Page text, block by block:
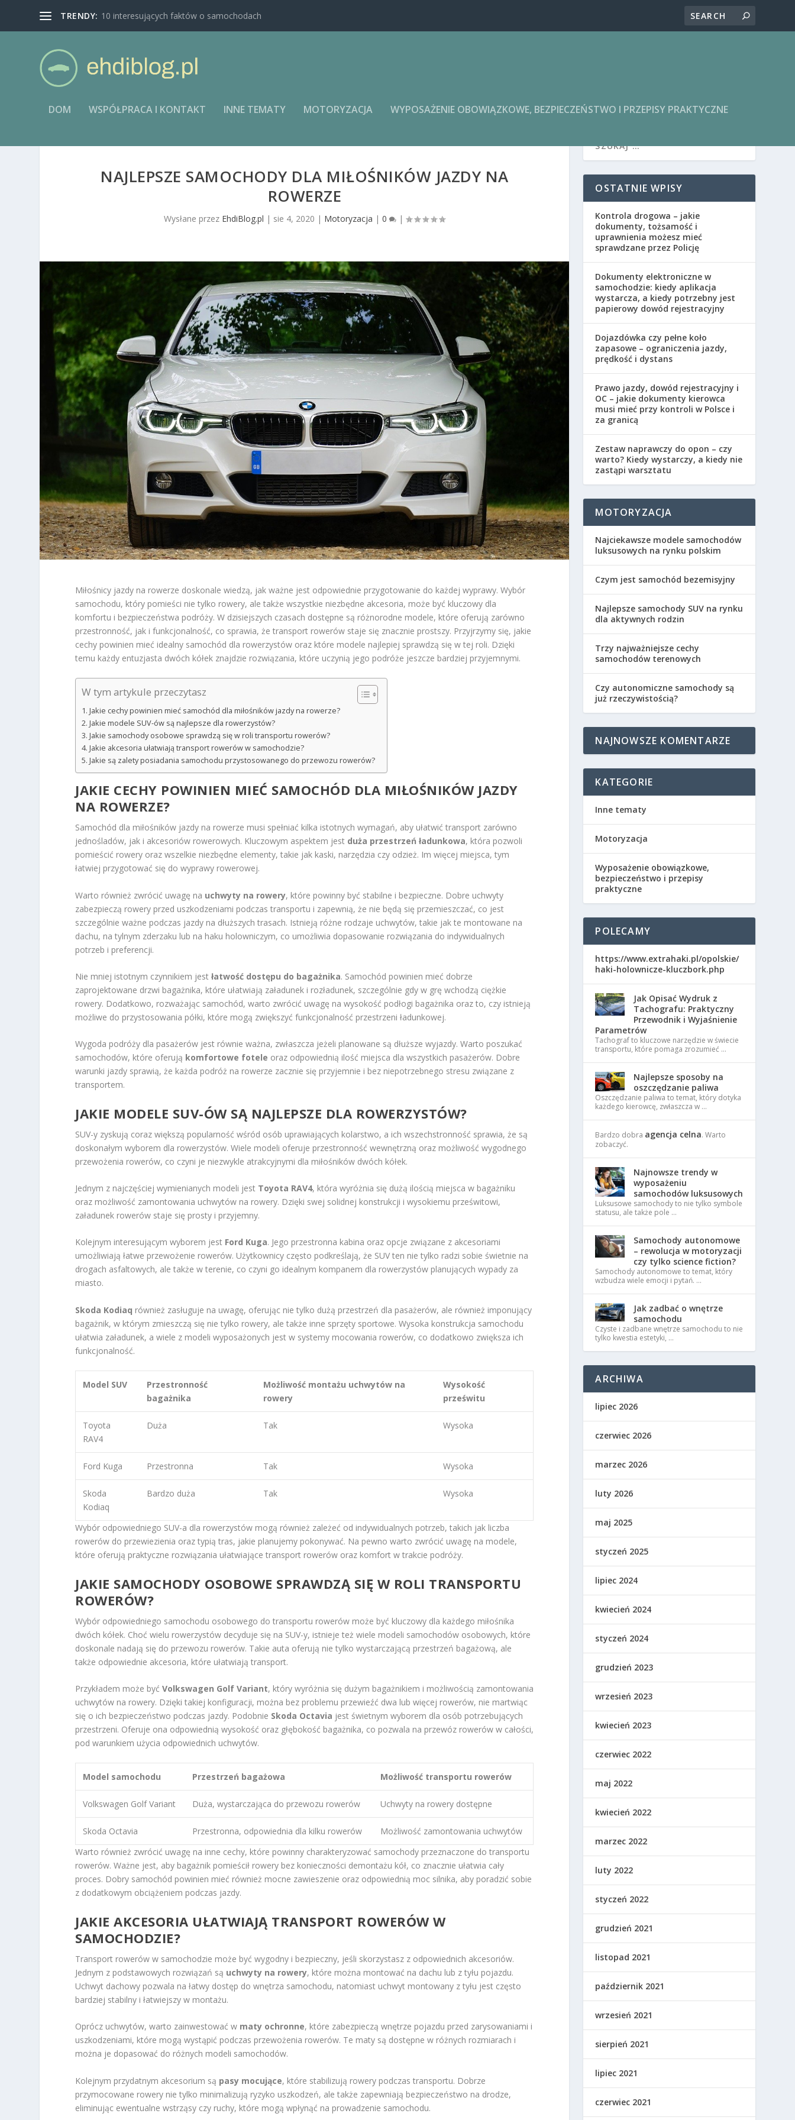
TRENDY: 10 interesujących faktów o samochodach
DOM WSPÓŁPRACA I KONTAKT INNE TEMATY MOTORYZACJA WYPOSAŻENIE OBOWIĄZKOWE, BEZPIECZEŃSTWO I PRZEPISY PRAKTYCZNE
NAJLEPSZE SAMOCHODY DLA MIŁOŚNIKÓW JAZDY NA
ROWERZE
Wysłane przez EhdiBlog.pl | sie 4, 2020 | Motoryzacja |0 |
Miłośnicy jazdy na rowerze doskonale wiedzą, jak ważne jest odpowiednie przygotowanie do każdej wyprawy. Wybór
samochodu, który pomieści nie tylko rowery, ale także wszystkie niezbędne akcesoria, może być kluczowy dla
komfortu i bezpieczeństwa podróży. W dzisiejszych czasach dostępne są różnorodne modele, które oferują zarówno
przestronność, jak i funkcjonalność, co sprawia, że transport rowerów staje się znacznie prostszy. Przyjrzymy się, jakie
cechy powinien mieć idealny samochód dla rowerzystów oraz które modele najlepiej sprawdzą się w tej roli. Dzięki
temu każdy entuzjasta dwóch kółek znajdzie rozwiązania, które uczynią jego podróże jeszcze bardziej przyjemnymi.
W tym artykule przeczytasz
Jakie cechy powinien mieć samochód dla miłośników jazdy na rowerze?
Jakie modele SUV-ów są najlepsze dla rowerzystów?
Jakie samochody osobowe sprawdzą się w roli transportu rowerów?
Jakie akcesoria ułatwiają transport rowerów w samochodzie?
Jakie są zalety posiadania samochodu przystosowanego do przewozu rowerów?
JAKIE CECHY POWINIEN MIEĆ SAMOCHÓD DLA MIŁOŚNIKÓW JAZDY
NA ROWERZE?
Samochód dla miłośników jazdy na rowerze musi spełniać kilka istotnych wymagań, aby ułatwić transport zarówno
jednośladów, jak i akcesoriów rowerowych. Kluczowym aspektem jest duża przestrzeń ładunkowa, która pozwoli
pomieścić rowery oraz wszelkie niezbędne elementy, takie jak kaski, narzędzia czy odzież. Im więcej miejsca, tym
łatwiej przygotować się do wyprawy rowerowej.
Warto również zwrócić uwagę na uchwyty na rowery, które powinny być stabilne i bezpieczne. Dobre uchwyty
zabezpieczą rowery przed uszkodzeniami podczas transportu i zapewnią, że nie będą się przemieszczać, co jest
szczególnie ważne podczas jazdy na dłuższych trasach. Istnieją różne rodzaje uchwytów, takie jak te montowane na
dachu, na tylnym zderzaku lub na haku holowniczym, co umożliwia dopasowanie rozwiązania do indywidualnych
potrzeb i preferencji.
Nie mniej istotnym czynnikiem jestłatwość dostępu do bagażnika. Samochód powinien mieć dobrze
zaprojektowane drzwi bagażnika, które ułatwiają załadunek i rozładunek, szczególnie gdy w grę wchodzą ciężkie
rowery. Dodatkowo, rozważając samochód, warto zwrócić uwagę na wysokość podłogi bagażnika oraz to, czy istnieją
możliwe do przystosowania półki, które mogą zwiększyć funkcjonalność przestrzeni ładunkowej.
Wygoda podróży dla pasażerów jest równie ważna, zwłaszcza jeżeli planowane są dłuższe wyjazdy. Warto poszukać
samochodów, które oferują komfortowe fotele oraz odpowiednią ilość miejsca dla wszystkich pasażerów. Dobre
warunki jazdy sprawią, że każda podróż na rowerze zacznie się przyjemnie i bez niepotrzebnego stresu związane z
transportem.
JAKIE MODELE SUV-ÓW SĄ NAJLEPSZE DLA ROWERZYSTÓW?
SUV-y zyskują coraz większą popularność wśród osób uprawiających kolarstwo, a ich wszechstronność sprawia, że są
doskonałym wyborem dla rowerzystów. Wiele modeli oferuje przestronność wewnętrzną oraz możliwość wygodnego
przewożenia rowerów, co czyni je niezwykle atrakcyjnymi dla miłośników dwóch kółek.
Jednym z najczęściej wymienianych modeli jest Toyota RAV4, która wyróżnia się dużą ilością miejsca w bagażniku
oraz możliwość zamontowania uchwytów na rowery. Dzięki swej solidnej konstrukcji i wysokiemu prześwitowi,
załadunek rowerów staje się prosty i przyjemny.
Kolejnym interesującym wyborem jest Ford Kuga. Jego przestronna kabina oraz opcje związane z akcesoriami
umożliwiają łatwe przewożenie rowerów. Użytkownicy często podkreślają, że SUV ten nie tylko radzi sobie świetnie na
drogach asfaltowych, ale także w terenie, co czyni go idealnym kompanem dla rowerzystów planujących wypady za
miasto.
Skoda Kodiaq również zasługuje na uwagę, oferując nie tylko dużą przestrzeń dla pasażerów, ale również imponujący
bagażnik, w którym zmieszczą się nie tylko rowery, ale także inne sprzęty sportowe. Wysoka konstrukcja samochodu
ułatwia załadunek, a wiele z modeli wyposażonych jest w systemy mocowania rowerów, co dodatkowo zwiększa ich
funkcjonalność.
Model SUV
Przestronność
bagażnika
Możliwość montażu uchwytów na
rowery
Wysokość
prześwitu
Toyota
RAV4
Duża Tak Wysoka
Ford Kuga Przestronna Tak Wysoka
Skoda
Kodiaq
Bardzo duża Tak Wysoka
Wybór odpowiedniego SUV-a dla rowerzystów mogą również zależeć od indywidualnych potrzeb, takich jak liczba
rowerów do przewiezienia oraz typią tras, jakie planujemy pokonywać. Na pewno warto zwrócić uwagę na modele,
które oferują praktyczne rozwiązania ułatwiające transport rowerów oraz komfort w trakcie podróży.
JAKIE SAMOCHODY OSOBOWE SPRAWDZĄ SIĘ W ROLI TRANSPORTU
ROWERÓW?
Wybór odpowiedniego samochodu osobowego do transportu rowerów może być kluczowy dla każdego miłośnika
dwóch kółek. Choć wielu rowerzystów decyduje się na SUV-y, istnieje też wiele modeli samochodów osobowych, które
doskonale nadają się do przewozu rowerów. Takie auta oferują nie tylko wystarczającą przestrzeń bagażową, ale
także odpowiednie akcesoria, które ułatwiają transport.
Przykładem może byćVolkswagen Golf Variant, który wyróżnia się dużym bagażnikiem i możliwością zamontowania
uchwytów na rowery. Dzięki takiej konfiguracji, można bez problemu przewieźć dwa lub więcej rowerów, nie martwiąc
się o ich bezpieczeństwo podczas jazdy. Podobnie Skoda Octavia jest świetnym wyborem dla osób potrzebujących
przestrzeni. Oferuje ona odpowiednią wysokość oraz głębokość bagażnika, co pozwala na przewóz rowerów w całości,
pod warunkiem użycia odpowiednich uchwytów.
Model samochodu Przestrzeń bagażowa Możliwość transportu rowerów
Volkswagen Golf Variant Duża, wystarczająca do przewozu rowerów Uchwyty na rowery dostępne
Skoda Octavia Przestronna, odpowiednia dla kilku rowerów
Możliwość zamontowania uchwytów
Warto również zwrócić uwagę na inne cechy, które powinny charakteryzować samochody przeznaczone do transportu
rowerów. Ważne jest, aby bagażnik pomieścił rowery bez konieczności demontażu kół, co znacznie ułatwia cały
proces. Dobry samochód powinien mieć również mocne zawieszenie oraz odpowiednią moc silnika, aby poradzić sobie
z dodatkowym obciążeniem podczas jazdy.
JAKIE AKCESORIA UŁATWIAJĄ TRANSPORT ROWERÓW W
SAMOCHODZIE?
Transport rowerów w samochodzie może być wygodny i bezpieczny, jeśli skorzystasz z odpowiednich akcesoriów.
Jednym z podstawowych rozwiązań są uchwyty na rowery, które można montować na dachu lub z tyłu pojazdu.
Uchwyt dachowy pozwala na łatwy dostęp do wnętrza samochodu, natomiast uchwyt montowany z tyłu jest często
bardziej stabilny i łatwiejszy w montażu.
Oprócz uchwytów, warto zainwestować w maty ochronne, które zabezpieczą wnętrze pojazdu przed zarysowaniami i
uszkodzeniami, które mogą wystąpić podczas przewożenia rowerów. Te maty są dostępne w różnych rozmiarach i
można je dopasować do różnych modeli samochodów.
Kolejnym przydatnym akcesorium są pasy mocujące, które stabilizują rowery podczas transportu. Dobrze
przymocowane rowery nie tylko minimalizują ryzyko uszkodzeń, ale także zapewniają bezpieczeństwo na drodze,
eliminując ewentualne wstrząsy czy ruchy, które mogą wpłynąć na prowadzenie samochodu.
OSTATNIE WPISY
Kontrola drogowa – jakie
dokumenty, tożsamość i
uprawnienia możesz mieć
sprawdzane przez Policję
Dokumenty elektroniczne w
samochodzie: kiedy aplikacja
wystarcza, a kiedy potrzebny jest
papierowy dowód rejestracyjny
Dojazdówka czy pełne koło
zapasowe – ograniczenia jazdy,
prędkość i dystans
Prawo jazdy, dowód rejestracyjny i
OC – jakie dokumenty kierowca
musi mieć przy kontroli w Polsce i
za granicą
Zestaw naprawczy do opon – czy
warto? Kiedy wystarczy, a kiedy nie
zastąpi warsztatu
MOTORYZACJA
Najciekawsze modele samochodów
luksusowych na rynku polskim
Czym jest samochód bezemisyjny
Najlepsze samochody SUV na rynku
dla aktywnych rodzin
Trzy najważniejsze cechy
samochodów terenowych
Czy autonomiczne samochody są
już rzeczywistością?
NAJNOWSZE KOMENTARZE
KATEGORIE
Inne tematy
Motoryzacja
Wyposażenie obowiązkowe,
bezpieczeństwo i przepisy
praktyczne
POLECAMY
https://www.extrahaki.pl/opolskie/
haki-holownicze-kluczbork.php
Jak Opisać Wydruk z
Tachografu: Praktyczny
Przewodnik i Wyjaśnienie
Parametrów
Tachograf to kluczowe narzędzie w świecie
transportu, które pomaga zrozumieć …
Najlepsze sposoby na
oszczędzanie paliwa
Oszczędzanie paliwa to temat, który dotyka
każdego kierowcę, zwłaszcza w …
Bardzo dobra agencja celna. Warto
zobaczyć.
Najnowsze trendy w
wyposażeniu
samochodów luksusowych
Luksusowe samochody to nie tylko symbole
statusu, ale także pole …
Samochody autonomowe
– rewolucja w motoryzacji
czy tylko science fiction?
Samochody autonomowe to temat, który
wzbudza wiele emocji i pytań. …
Jak zadbać o wnętrze
samochodu
Czyste i zadbane wnętrze samochodu to nie
tylko kwestia estetyki, …
ARCHIWA
lipiec 2026
czerwiec 2026
marzec 2026
luty 2026
maj 2025
styczeń 2025
lipiec 2024
kwiecień 2024
styczeń 2024
grudzień 2023
wrzesień 2023
kwiecień 2023
czerwiec 2022
maj 2022
kwiecień 2022
marzec 2022
luty 2022
styczeń 2022
grudzień 2021
listopad 2021
październik 2021
wrzesień 2021
sierpień 2021
lipiec 2021
czerwiec 2021